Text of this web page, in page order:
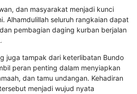
dan masyarakat menjadi kunci
Alhamdulillah seluruh rangkaian dapat
pembagian daging kurban berjalan
juga tampak dari keterlibatan Bundo
peran penting dalam menyiapkan
dan tamu undangan. Kehadiran
menjadi wujud nyata